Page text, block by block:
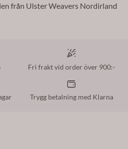
från Ulster Weavers Nordirland
Fri frakt vid order över 900:-
Trygg betalning med Klarna